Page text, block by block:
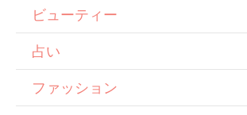
ビューティー
占い
ファッション